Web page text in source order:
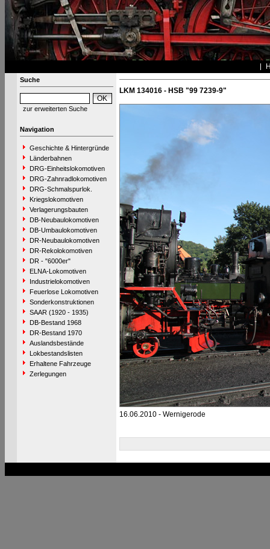
Suche
zur erweiterten Suche
Navigation
Geschichte & Hintergründe
Länderbahnen
DRG-Einheitslokomotiven
DRG-Zahnradlokomotiven
DRG-Schmalspurlok.
Kriegslokomotiven
Verlagerungsbauten
DB-Neubaulokomotiven
DB-Umbaulokomotiven
DR-Neubaulokomotiven
DR-Rekolokomotiven
DR - "6000er"
ELNA-Lokomotiven
Industrielokomotiven
Feuerlose Lokomotiven
Sonderkonstruktionen
SAAR (1920 - 1935)
DB-Bestand 1968
DR-Bestand 1970
Auslandsbestände
Lokbestandslisten
Erhaltene Fahrzeuge
Zerlegungen
LKM 134016 - HSB "99 7239-9"
16.06.2010 - Wernigerode